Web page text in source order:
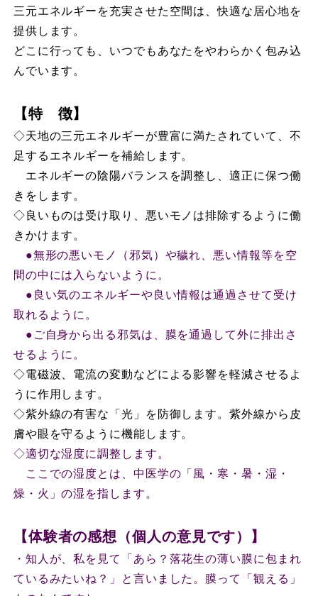
三元エネルギーを充実させた空間は、快適な居心地を
提供します。
どこに行っても、いつでもあなたをやわらかく包み込
んでいます。
【特 徴】
◇天地の三元エネルギーが豊富に満たされていて、不
足するエネルギーを補給します。
エネルギーの陰陽バランスを調整し、適正に保つ働
きをします。
◇良いものは受け取り、悪いモノは排除するように働
きかけます。
●無形の悪いモノ（邪気）や穢れ、悪い情報等を空
間の中には入らないように。
● 良い気のエネルギーや良い情報は通過させて受け
取れるように。
● ご自身から出る邪気は、膜を通過して外に排出さ
せるように。
◇電磁波、電流の変動などによる影響を軽減させるよ
うに作用します。
◇紫外線の有害な「光」を防御します。紫外線から皮
膚や眼を守るように機能します。
◇適切な湿度に調整します。
ここでの湿度とは、中医学の「風・寒・暑・湿・
燥・火」の湿を指します。
【体験者の感想（個人の意見です）】
・知人が、私を見て「あら？落花生の薄い膜に包まれ
ているみたいね？」と言いました。膜って「観える」